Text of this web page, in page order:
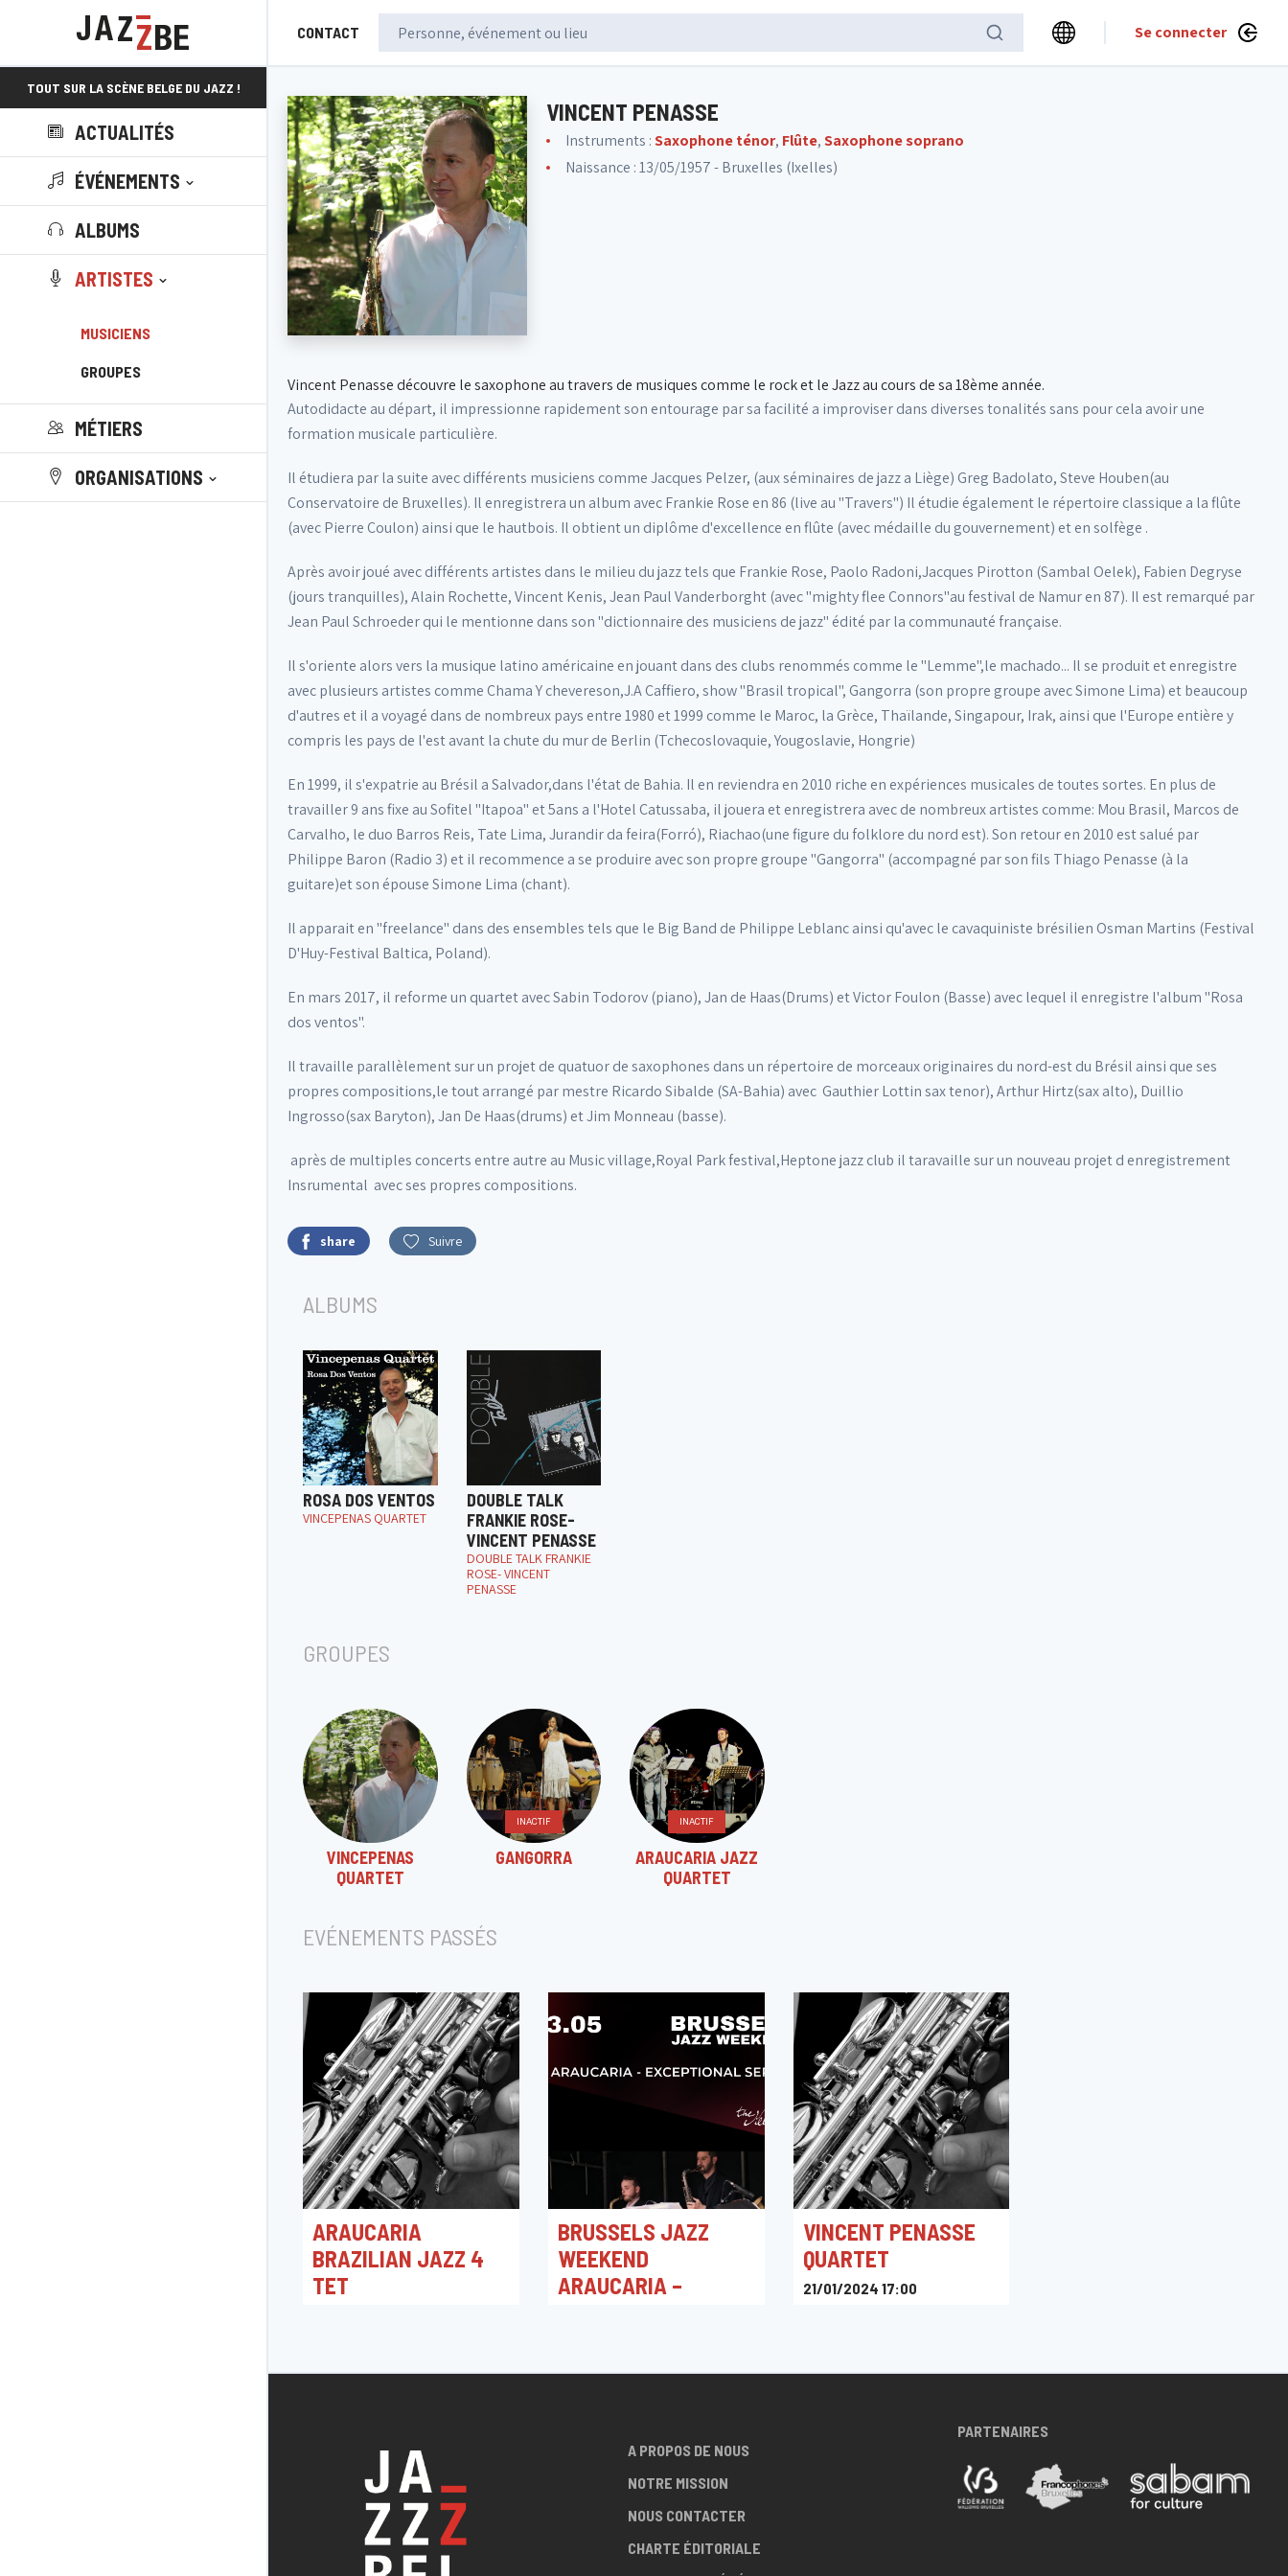
CONTACT Se connecter
TOUT SUR LA SCÈNE BELGE DU JAZZ !
ACTUALITÉS
ÉVÉNEMENTS
ALBUMS
ARTISTES
MUSICIENS
GROUPES
MÉTIERS
ORGANISATIONS
VINCENT PENASSE
Instruments :Saxophone ténor, Flûte,Saxophone soprano
Naissance : 13/05/1957 - Bruxelles (Ixelles)
Vincent Penasse découvre le saxophone au travers de musiques comme le rock et le Jazz au cours de sa 18ème année.
Autodidacte au départ, il impressionne rapidement son entourage par sa facilité a improviser dans diverses tonalités sans pour cela avoir une
formation musicale particulière.
Il étudiera par la suite avec différents musiciens comme Jacques Pelzer, (aux séminaires de jazz a Liège) Greg Badolato, Steve Houben(au
Conservatoire de Bruxelles). Il enregistrera un album avec Frankie Rose en 86 (live au "Travers") Il étudie également le répertoire classique a la flûte
(avec Pierre Coulon) ainsi que le hautbois. Il obtient un diplôme d'excellence en flûte (avec médaille du gouvernement) et en solfège .
Après avoir joué avec différents artistes dans le milieu du jazz tels que Frankie Rose, Paolo Radoni,Jacques Pirotton (Sambal Oelek), Fabien Degryse
(jours tranquilles), Alain Rochette, Vincent Kenis, Jean Paul Vanderborght (avec "mighty flee Connors"au festival de Namur en 87). Il est remarqué par
Jean Paul Schroeder qui le mentionne dans son "dictionnaire des musiciens de jazz" édité par la communauté française.
Il s'oriente alors vers la musique latino américaine en jouant dans des clubs renommés comme le "Lemme",le machado... Il se produit et enregistre
avec plusieurs artistes comme Chama Y chevereson,J.A Caffiero, show "Brasil tropical", Gangorra (son propre groupe avec Simone Lima) et beaucoup
d'autres et il a voyagé dans de nombreux pays entre 1980 et 1999 comme le Maroc, la Grèce, Thaïlande, Singapour, Irak, ainsi que l'Europe entière y
compris les pays de l'est avant la chute du mur de Berlin (Tchecoslovaquie, Yougoslavie, Hongrie)
En 1999, il s'expatrie au Brésil a Salvador,dans l'état de Bahia. Il en reviendra en 2010 riche en expériences musicales de toutes sortes. En plus de
travailler 9 ans fixe au Sofitel "Itapoa" et 5ans a l'Hotel Catussaba, il jouera et enregistrera avec de nombreux artistes comme: Mou Brasil, Marcos de
Carvalho, le duo Barros Reis, Tate Lima, Jurandir da feira(Forró), Riachao(une figure du folklore du nord est). Son retour en 2010 est salué par
Philippe Baron (Radio 3) et il recommence a se produire avec son propre groupe "Gangorra" (accompagné par son fils Thiago Penasse (à la
guitare)et son épouse Simone Lima (chant).
Il apparait en "freelance" dans des ensembles tels que le Big Band de Philippe Leblanc ainsi qu'avec le cavaquiniste brésilien Osman Martins (Festival
D'Huy-Festival Baltica, Poland).
En mars 2017, il reforme un quartet avec Sabin Todorov (piano), Jan de Haas(Drums) et Victor Foulon (Basse) avec lequel il enregistre l'album "Rosa
dos ventos".
Il travaille parallèlement sur un projet de quatuor de saxophones dans un répertoire de morceaux originaires du nord-est du Brésil ainsi que ses
propres compositions,le tout arrangé par mestre Ricardo Sibalde (SA-Bahia) avec Gauthier Lottin sax tenor), Arthur Hirtz(sax alto), Duillio
Ingrosso(sax Baryton), Jan De Haas(drums) et Jim Monneau (basse).
après de multiples concerts entre autre au Music village,Royal Park festival,Heptone jazz club il taravaille sur un nouveau projet d enregistrement
Insrumental avec ses propres compositions.
share Suivre
ALBUMS
ROSA DOS VENTOS
VINCEPENAS QUARTET
DOUBLE TALK
FRANKIE ROSE-
VINCENT PENASSE
DOUBLE TALK FRANKIE
ROSE- VINCENT
PENASSE
GROUPES
VINCEPENAS
QUARTET
INACTIF
GANGORRA
INACTIF
ARAUCARIA JAZZ
QUARTET
EVÉNEMENTS PASSÉS
ARAUCARIA
BRAZILIAN JAZZ 4
TET
BRUSSELS JAZZ
WEEKEND
ARAUCARIA –
VINCENT PENASSE
QUARTET
21/01/2024 17:00
A PROPOS DE NOUS
NOTRE MISSION
NOUS CONTACTER
CHARTE ÉDITORIALE
PARTENAIRES